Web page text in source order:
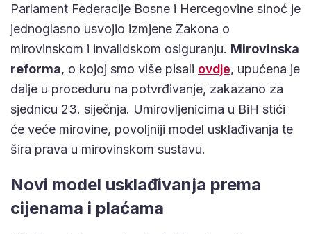
Parlament Federacije Bosne i Hercegovine sinoć je
jednoglasno usvojio izmjene Zakona o
mirovinskom i invalidskom osiguranju. Mirovinska
reforma, o kojoj smo više pisali ovdje, upućena je
dalje u proceduru na potvrđivanje, zakazano za
sjednicu 23. siječnja. Umirovljenicima u BiH stići
će veće mirovine, povoljniji model usklađivanja te
šira prava u mirovinskom sustavu.
Novi model usklađivanja prema
cijenama i plaćama